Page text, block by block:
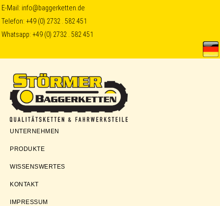
Skip
to
primary
navigation
Skip
to
content
Skip
to
E-Mail: info@baggerketten.de
Telefon:+49 (0) 2732 . 582 451
Whatsapp:+49 (0) 2732 . 582 451
Störmer
UNTERNEHMEN
PRODUKTE
WISSENSWERTES
KONTAKT
IMPRESSUM